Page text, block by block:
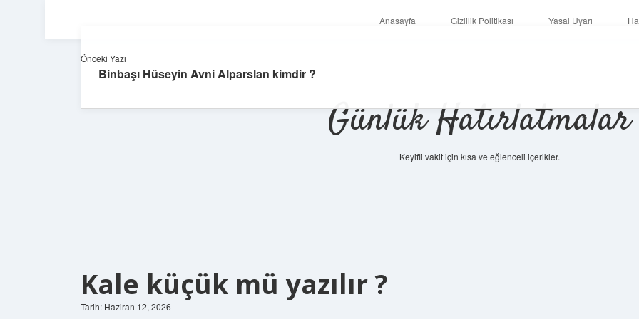
Anasayfa Gizlilik Politikası Yasal Uyarı
Günlük Hatırlatmalar
Keyifli vakit için kısa ve eğlenceli içerikler.
Kale küçük mü yazılır ?
Tarih: Haziran 12, 2026
Önceki Yazı
Binbaşı Hüseyin Avni Alparslan kimdir ?